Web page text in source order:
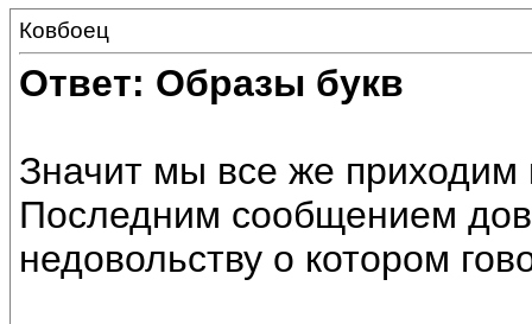
Ковбоец
Ответ: Образы букв
Значит мы все же приходим
Последним сообщением
недовольству о котором